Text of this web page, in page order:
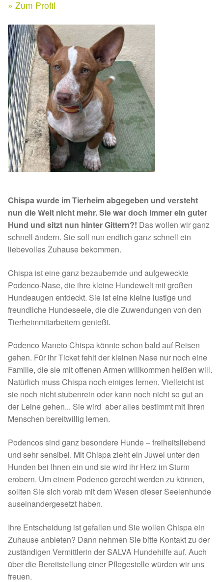
Aktuelle Spenden 2026
Ihre/Eure Spenden – Januar bis Juni 2026
Spenden 2025
Juli bis Dezember 2025
Januar bis Juni 2025
Spenden 2024
Januar bis Juni 2024
Spenden 2023
Januar bis Juni 2023
Spenden 2022
Januar bis Juni 2022
Spenden 2021
Juli bis Dezember 2021
Fördermitgliedschaft
Tierschutz
Auslandstierschutz
Unsere Notnasen
Notnasen in Deutschland
Kontakt & Rechtliches
Facebook
Instagram
» Zum Profil
Chispa wurde im Tierheim abgegeben und versteht
nun die Welt nicht mehr. Sie war doch immer ein guter
Hund und sitzt nun hinter Gittern?! Das wollen wir ganz
schnell ändern. Sie soll nun endlich ganz schnell ein
liebevolles Zuhause bekommen.
Chispa ist eine ganz bezaubernde und aufgeweckte
Podenco-Nase, die ihre kleine Hundewelt mit großen
Hundeaugen entdeckt. Sie ist eine kleine lustige und
freundliche Hundeseele, die die Zuwendungen von den
Tierheimmitarbeitern genießt.
Podenco Maneto Chispa könnte schon bald auf Reisen
gehen. Für ihr Ticket fehlt der kleinen Nase nur noch eine
Familie, die sie mit offenen Armen willkommen heißen will.
Natürlich muss Chispa noch einiges lernen. Vielleicht ist
sie noch nicht stubenrein oder kann noch nicht so gut an
der Leine gehen... Sie wird aber alles bestimmt mit Ihren
Menschen bereitwillig lernen.
Podencos sind ganz besondere Hunde – freiheitsliebend
und sehr sensibel. Mit Chispa zieht ein Juwel unter den
Hunden bei Ihnen ein und sie wird ihr Herz im Sturm
erobern. Um einem Podenco gerecht werden zu können,
sollten Sie sich vorab mit dem Wesen dieser Seelenhunde
auseinandergesetzt haben.
Ihre Entscheidung ist gefallen und Sie wollen Chispa ein
Zuhause anbieten? Dann nehmen Sie bitte Kontakt zu der
zuständigen Vermittlerin der SALVA Hundehilfe auf. Auch
über die Bereitstellung einer Pflegestelle würden wir uns
freuen.